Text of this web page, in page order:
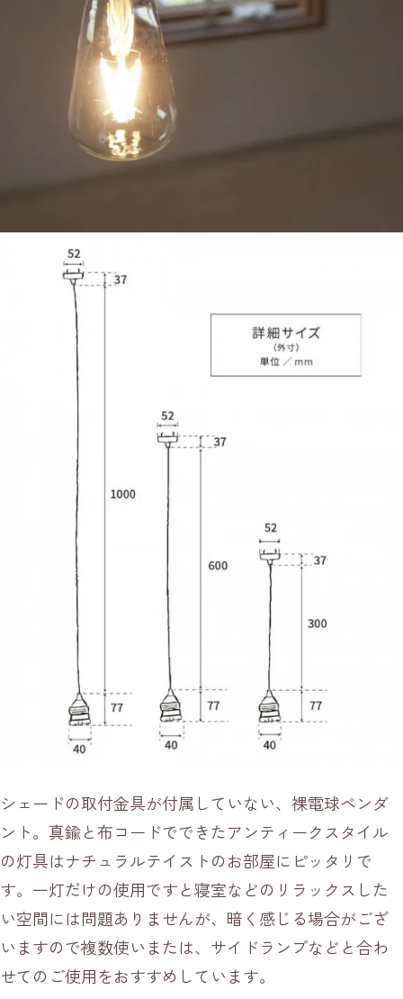
シェードの取付金具が付属していない、裸電球ペンダ
ント。真鍮と布コードでできたアンティークスタイル
の灯具はナチュラルテイストのお部屋にピッタリで
す。一灯だけの使用ですと寝室などのリラックスした
い空間には問題ありませんが、暗く感じる場合がござ
いますので複数使いまたは、サイドランプなどと合わ
せてのご使用をおすすめしています。